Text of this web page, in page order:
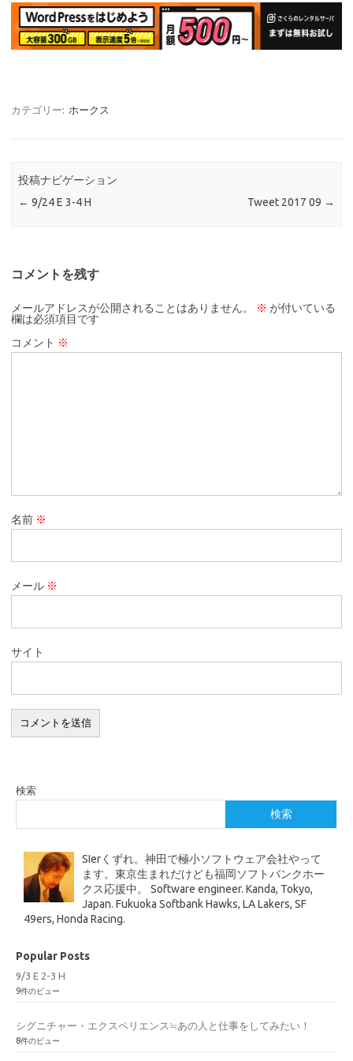
カテゴリー: ホークス
投稿ナビゲーション
← 9/24 E 3-4 H Tweet 2017 09 →
コメントを残す
メールアドレスが公開されることはありません。 ※ が付いている
欄は必須項目です
コメント ※
名前 ※
メール ※
サイト
検索
検索
SIerくずれ。神田で極小ソフトウェア会社やって
ます。東京生まれだけども福岡ソフトバンクホー
クス応援中。 Software engineer. Kanda, Tokyo,
Japan. Fukuoka Softbank Hawks, LA Lakers, SF
49ers, Honda Racing.
Popular Posts
9/3 E 2-3 H
9件のビュー
シグニチャー・エクスペリエンス≒あの人と仕事をしてみたい！
8件のビュー